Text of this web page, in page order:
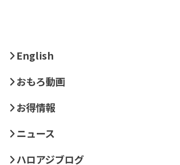
English
おもろ動画
お得情報
ニュース
ハロアジブログ